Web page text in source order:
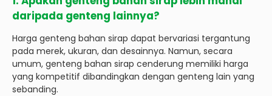
daripada genteng lainnya?
Harga genteng bahan sirap dapat bervariasi tergantung
pada merek, ukuran, dan desainnya. Namun, secara
umum, genteng bahan sirap cenderung memiliki harga
yang kompetitif dibandingkan dengan genteng lain yang
sebanding.